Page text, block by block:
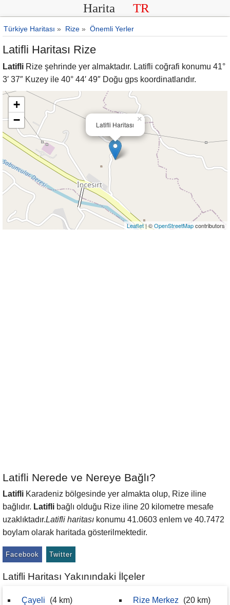
Harita TR
Türkiye Haritası » Rize » Önemli Yerler
Latifli Haritası Rize
Latifli Rize şehrinde yer almaktadır. Latifli coğrafi konumu 41°
3′ 37″ Kuzey ile 40° 44′ 49″ Doğu gps koordinatlarıdır.
Latifli Haritası
×
+
−
Leaflet| ©OpenStreetMapcontributors
Latifli Nerede ve Nereye Bağlı?
Latifli Karadeniz bölgesinde yer almakta olup, Rize iline
bağlıdır. Latifli bağlı olduğu Rize iline 20 kilometre mesafe
uzaklıktadır.Latifli haritası konumu 41.0603 enlem ve 40.7472
boylam olarak haritada gösterilmektedir.
Facebook Twitter
Latifli Haritası Yakınındaki İlçeler
Çayeli (4 km) Rize Merkez (20 km)